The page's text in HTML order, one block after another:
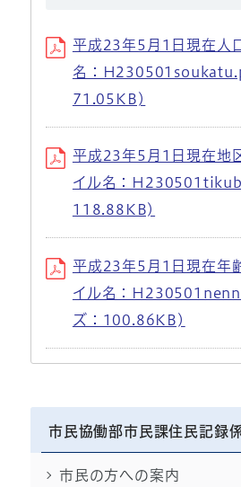
平成23年5月1日現在人
名：
71.05KB)
平成23年5月1日現在地
イル名：
118.88KB)
平成23年5月1日現在年
イル名：
ズ：100.86KB)
市民協働部市民課住民記録
市民の方への案内